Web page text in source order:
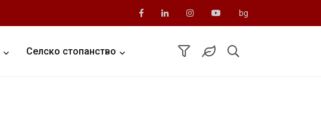
bg
Селско стопанство